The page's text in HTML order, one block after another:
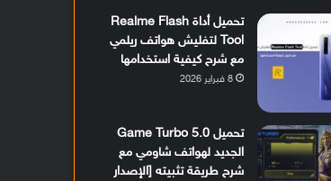
تحميل أداة Realme Flash
Tool لتفليش هواتف ريلمي
مع شرح كيفية استخدامها
8 فبراير 2026
تحميل Game Turbo 5.0
الجديد لهواتف شاومي مع
شرح طريقة تثبيته [الإصدار